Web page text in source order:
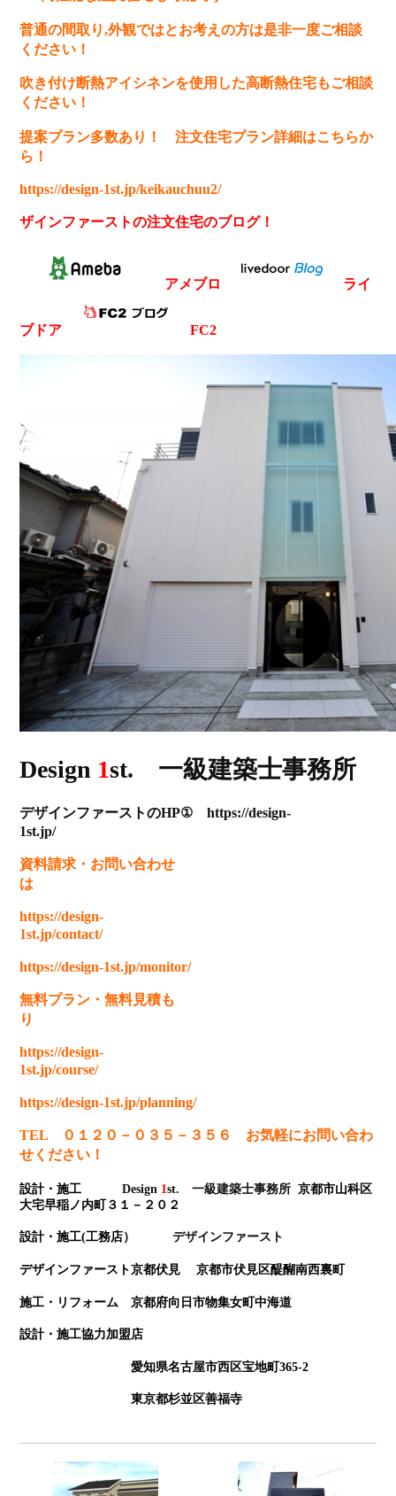
普通の間取り,外観ではとお考えの方は是非一度ご相談
ください ！
吹き付け断熱アイシネンを使用した高断熱住宅もご相談
ください！
提案プラン多数あり！ 注文住宅プラン詳細はこちらか
ら！
https://design-1st.jp/keikauchuu2/
ザインファーストの注文住宅のブログ！
アメブロ ライ
ブドア FC2
Design 1st. 一級建築士事務所
デザインファーストのHP① https://design-
1st.jp/
資料請求・ お問い合わせ
は
https://design-
1st.jp/contact/
https://design-1st.jp/monitor/
無料プラン ・無料見積も
り
https://design-
1st.jp/course/
https://design-1st.jp/planning/
TEL ０１２０－０３５－３５６ お気軽にお問い合わ
せください！
設計・施工Design 1st. 一級建築士事務所 京都市山科区
大宅早稲ノ内町３１－２０２
設計・施工(工務店）デザインファースト
デザインファースト京都伏見 京都市伏見区醍醐南西裏町
施工・リフォーム 京都府向日市物集女町中海道
設計・施工協力加盟店
愛知県名古屋市西区宝地町365-2
東京都杉並区善福寺